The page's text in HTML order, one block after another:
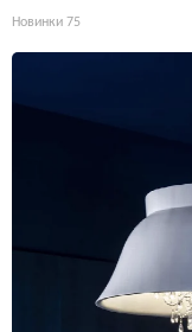
Новинки 75